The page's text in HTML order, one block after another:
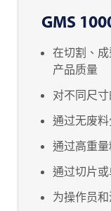
GMS
在切割、
产品质量
对不同尺
通过无废
通过高重
通过切片
为操作员